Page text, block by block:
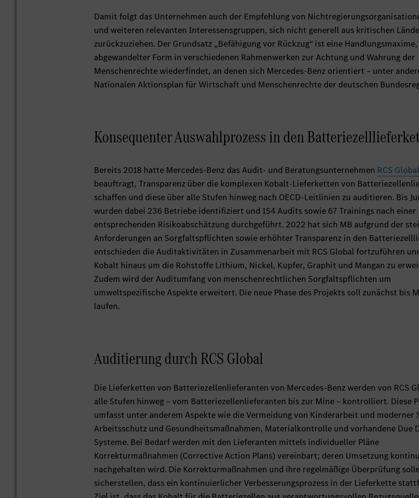
Damit folgt das Unternehmen auch der Empfehlung von
und weiteren relevanten Interessensgruppen, sich nicht generell aus kritischen
zurückzuziehen. Der Grundsatz „Befähigung vor Rückzug“ ist eine
abgewandelter Form in verschiedenen Rahmenwerken zur Achtung und Wahrung der
Menschenrechte wiederfindet, an denen sich Mercedes-Benz orientiert – unter
Nationalen Aktionsplan für Wirtschaft und Menschenrechte der deutschen
Konsequenter Auswahlprozess in den
Bereits 2018 hatte Mercedes-Benz das Audit- und Beratungsunternehmen RCS Global
beauftragt, Transparenz über die komplexen Kobalt-Lieferketten von
schaffen und diese über alle Stufen hinweg nach OECD-Leitlinien zu auditieren. Bis
wurden dabei 236 Betriebe identifiziert und 154 Audits sowie 67 Trainings nach einer
entsprechenden Risikoabschätzung durchgeführt. 2022 hat sich MB aufgrund der
Anforderungen an Sorgfaltspflichten sowie erhöhter Transparenz in den
entschieden die Auditaktivitäten in Zusammenarbeit mit RCS Global fortzuführen
Kobalt hinaus um die Rohstoffe Lithium, Nickel, Kupfer, Graphit und Mangan zu
Zudem wird der Auditumfang von menschenrechtlichen Sorgfaltspflichten um
umweltspezifische Aspekte erweitert. Die neue Phase des Projekts soll zunächst bis
laufen.
Auditierung durch RCS Global
Die Lieferketten von Batteriezellenlieferanten von Mercedes-Benz werden von RCS
alle Stufen hinweg – vom Batteriezellenlieferanten bis zur Mine – kontrolliert. Diese
umfasst unter anderem Aspekte wie die Vermeidung von Kinderarbeit und moderner
Arbeitsschutz und Gesundheitsmaßnahmen, Materialkontrolle und vorhandene Due
Systeme. Bei Bedarf werden mit den Lieferanten mittels individueller Pläne
Korrekturmaßnahmen (Corrective Action Plans) vereinbart; deren Umsetzung
nachgehalten wird. Die Korrekturmaßnahmen und ihre regelmäßige Überprüfung
sicherstellen, dass ein kontinuierlicher Verbesserungsprozess in der Lieferkette